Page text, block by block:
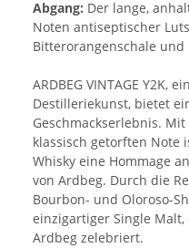
Abgang: Der lange,
Noten antiseptischer
Bitterorangenschale und
ARDBEG VINTAGE Y2K,
Destilleriekunst, bietet
Geschmackserlebnis.
klassisch getorften Note
Whisky eine Hommage
von Ardbeg. Durch die
Bourbon- und Oloroso-
einzigartiger Single
Ardbeg zelebriert.